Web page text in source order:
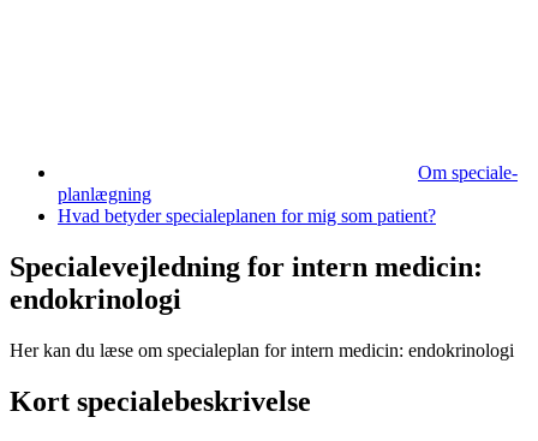
Om speciale­
planlægning
Hvad betyder specialeplanen for mig som patient?
Specialevejledning for intern medicin:
endokrinologi
Her kan du læse om specialeplan for intern medicin: endokrinologi
Kort specialebeskrivelse